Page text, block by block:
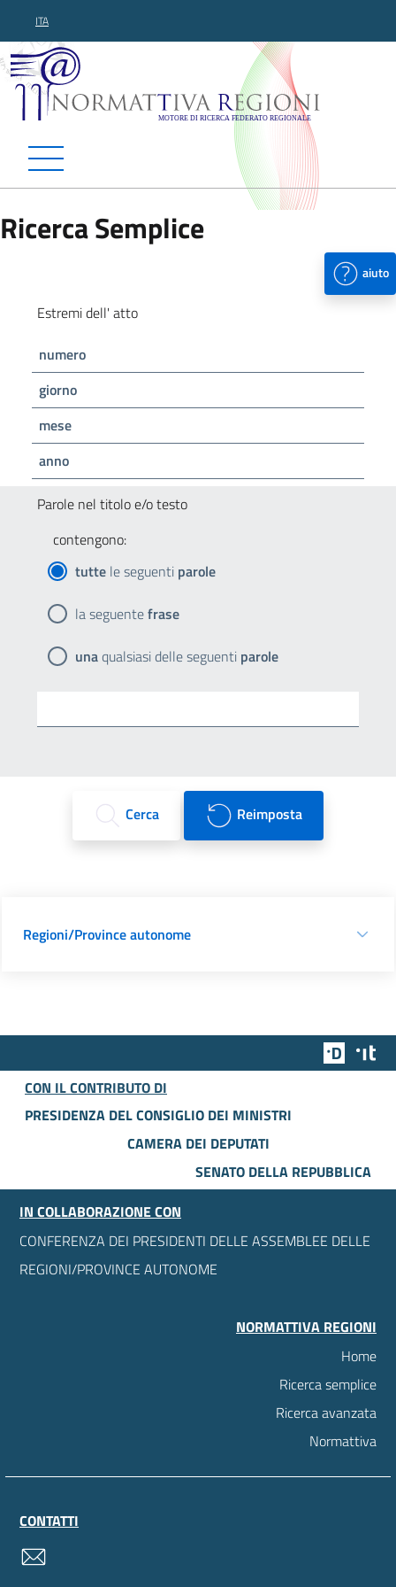
ITA
Normattiva Regioni -
Ricerca Semplice
aiuto
Estremi dell' atto
numero
giorno
mese
anno
Parole nel titolo e/o testo
contengono:
tutte le seguenti parole
la seguentefrase
unaqualsiasi delle seguenti parole
Cerca Reimposta
Regioni/Province autonome
Team
CON IL CONTRIBUTO DI
PRESIDENZA DEL CONSIGLIO DEI MINISTRI
CAMERA DEI DEPUTATI
SENATO DELLA REPUBBLICA
IN COLLABORAZIONE CON
CONFERENZA DEI PRESIDENTI DELLE ASSEMBLEE DELLE
REGIONI/PROVINCE AUTONOME
NORMATTIVA REGIONI
Home
Ricerca semplice
Ricerca avanzata
Normattiva
CONTATTI